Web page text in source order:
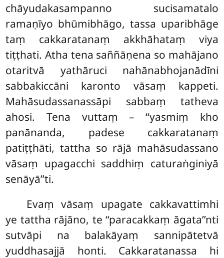
chāyudakasampanno sucisamatalo
ramaṇīyo bhūmibhāgo, tassa uparibhāge
taṃ cakkaratanaṃ akkhāhataṃ viya
tiṭṭhati. Atha tena saññāṇena so mahājano
otaritvā yathāruci nahānabhojanādīni
sabbakiccāni karonto vāsaṃ kappeti.
Mahāsudassanassāpi sabbaṃ tatheva
ahosi. Tena vuttaṃ – ‘‘yasmiṃ kho
panānanda, padese cakkaratanaṃ
patiṭṭhāti, tattha so rājā mahāsudassano
vāsaṃ upagacchi saddhiṃ caturaṅginiyā
senāyā’’ti.
Evaṃ vāsaṃ upagate cakkavattimhi
ye tattha rājāno, te ‘‘paracakkaṃ āgata’’nti
sutvāpi na balakāyaṃ sannipātetvā
yuddhasajjā honti. Cakkaratanassa hi